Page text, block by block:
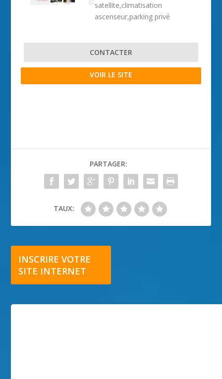
satellite,climatisation
ascenseur,parking privé
CONTACTER
VOIR LE SITE
PARTAGER:
TAUX:
INSCRIRE VOTRE
SITE INTERNET